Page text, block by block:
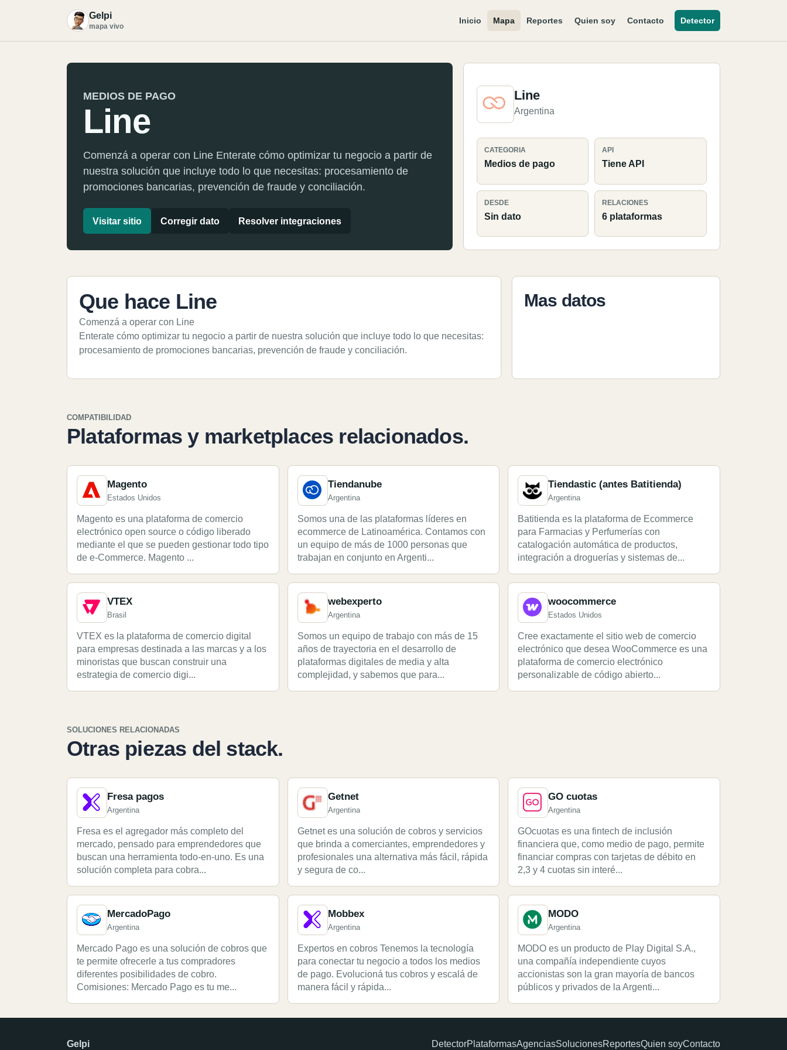
G Gelpi
mapa vivo
Inicio Mapa Reportes Quien soy Contacto Detector
MEDIOS DE PAGO
Line
Comenzá a operar con Line Enterate cómo optimizar tu negocio a partir de
nuestra solución que incluye todo lo que necesitas: procesamiento de
promociones bancarias, prevención de fraude y conciliación.
Visitar sitio Corregir dato Resolver integraciones
Line
Argentina
CATEGORIA
Medios de pago
API
Tiene API
DESDE
Sin dato
RELACIONES
6 plataformas
Que hace Line
Comenzá a operar con Line
Enterate cómo optimizar tu negocio a partir de nuestra solución que incluye todo lo que necesitas:
procesamiento de promociones bancarias, prevención de fraude y conciliación.
Mas datos
COMPATIBILIDAD
Plataformas y marketplaces relacionados.
Magento
Estados Unidos
Magento es una plataforma de comercio
electrónico open source o código liberado
mediante el que se pueden gestionar todo tipo
de e-Commerce. Magento ...
Tiendanube
Argentina
Somos una de las plataformas líderes en
ecommerce de Latinoamérica. Contamos con
un equipo de más de 1000 personas que
trabajan en conjunto en Argenti...
Tiendastic (antes Batitienda)
Argentina
Batitienda es la plataforma de Ecommerce
para Farmacias y Perfumerías con
catalogación automática de productos,
integración a droguerías y sistemas de...
VTEX
Brasil
VTEX es la plataforma de comercio digital
para empresas destinada a las marcas y a los
minoristas que buscan construir una
estrategia de comercio digi...
webexperto
Argentina
Somos un equipo de trabajo con más de 15
años de trayectoria en el desarrollo de
plataformas digitales de media y alta
complejidad, y sabemos que para...
woocommerce
Estados Unidos
Cree exactamente el sitio web de comercio
electrónico que desea WooCommerce es una
plataforma de comercio electrónico
personalizable de código abierto...
SOLUCIONES RELACIONADAS
Otras piezas del stack.
Fresa pagos
Argentina
Fresa es el agregador más completo del
mercado, pensado para emprendedores que
buscan una herramienta todo-en-uno. Es una
solución completa para cobra...
Getnet
Argentina
Getnet es una solución de cobros y servicios
que brinda a comerciantes, emprendedores y
profesionales una alternativa más fácil, rápida
y segura de co...
GO cuotas
Argentina
GOcuotas es una fintech de inclusión
financiera que, como medio de pago, permite
financiar compras con tarjetas de débito en
2,3 y 4 cuotas sin interé...
MercadoPago
Argentina
Mercado Pago es una solución de cobros que
te permite ofrecerle a tus compradores
diferentes posibilidades de cobro.
Comisiones: Mercado Pago es tu me...
Mobbex
Argentina
Expertos en cobros Tenemos la tecnología
para conectar tu negocio a todos los medios
de pago. Evolucioná tus cobros y escalá de
manera fácil y rápida...
MODO
Argentina
MODO es un producto de Play Digital S.A.,
una compañía independiente cuyos
accionistas son la gran mayoría de bancos
públicos y privados de la Argenti...
Gelpi DetectorPlataformasAgenciasSolucionesReportesQuien soyContacto